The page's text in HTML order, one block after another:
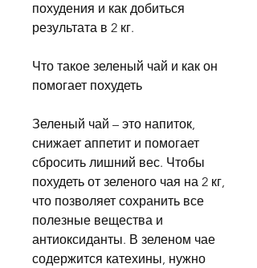
похудения и как добиться
результата в 2 кг.
Что такое зеленый чай и как он
помогает похудеть
Зеленый чай – это напиток,
снижает аппетит и помогает
сбросить лишний вес. Чтобы
похудеть от зеленого чая на 2 кг,
что позволяет сохранить все
полезные вещества и
антиоксиданты. В зеленом чае
содержится катехины, нужно